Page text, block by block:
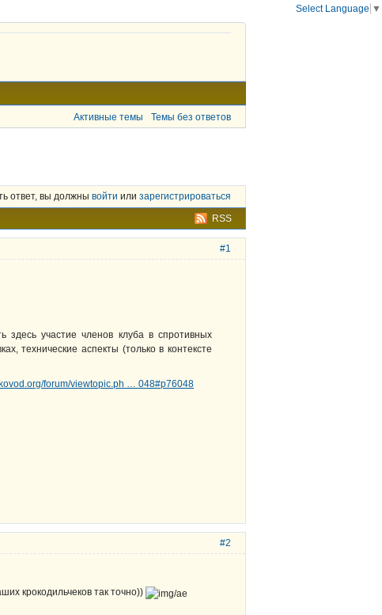
Активные темы Темы без ответов
ответ, вы должны войти или зарегистрироваться
RSS
#1
здесь участие членов клуба в спротивных
технические аспекты (только в контексте
forum/viewtopic.ph … 048#p76048
#2
крокодильчеков так точно))
Select Language ▼